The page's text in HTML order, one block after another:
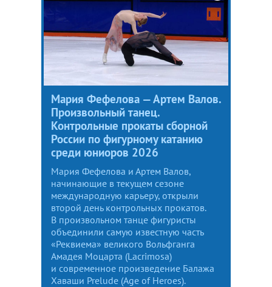
Мария Фефелова — Артем Валов.
Произвольный танец.
Контрольные прокаты сборной
России по фигурному катанию
среди юниоров 2026
Мария Фефелова и Артем Валов,
начинающие в текущем сезоне
международную карьеру, открыли
второй день контрольных прокатов.
В произвольном танце фигуристы
объединили самую известную часть
«Реквиема» великого Вольфганга
Амадея Моцарта (Lacrimosa)
и современное произведение Балажа
Хаваши Prelude (Age of Heroes).